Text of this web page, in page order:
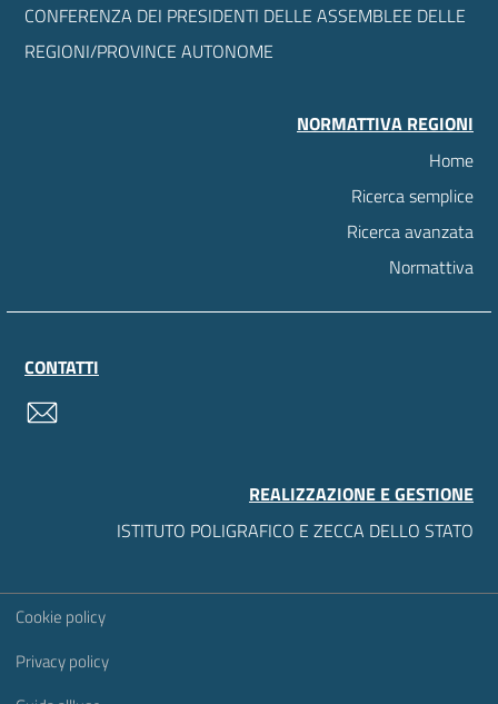
CONFERENZA DEI PRESIDENTI DELLE ASSEMBLEE DELLE
REGIONI/PROVINCE AUTONOME
NORMATTIVA REGIONI
Home
Ricerca semplice
Ricerca avanzata
Normattiva
CONTATTI
REALIZZAZIONE E GESTIONE
ISTITUTO POLIGRAFICO E ZECCA DELLO STATO
Sezione Link Utili
Cookie policy
Privacy policy